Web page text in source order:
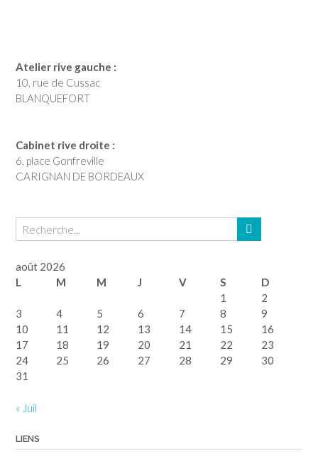
Atelier rive gauche :
10, rue de Cussac
BLANQUEFORT
Cabinet rive droite :
6, place Gonfreville
CARIGNAN DE BORDEAUX
août 2026
L
M M J V S
D
1
2
3
4 5 6 7 8
9
10
11 12 13 14 15
16
17
18 19 20 21 22
23
24
25 26 27 28 29
30
31
« Juil
LIENS